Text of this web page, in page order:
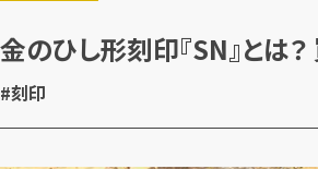
金のひし形刻印『SN』とは
#刻印